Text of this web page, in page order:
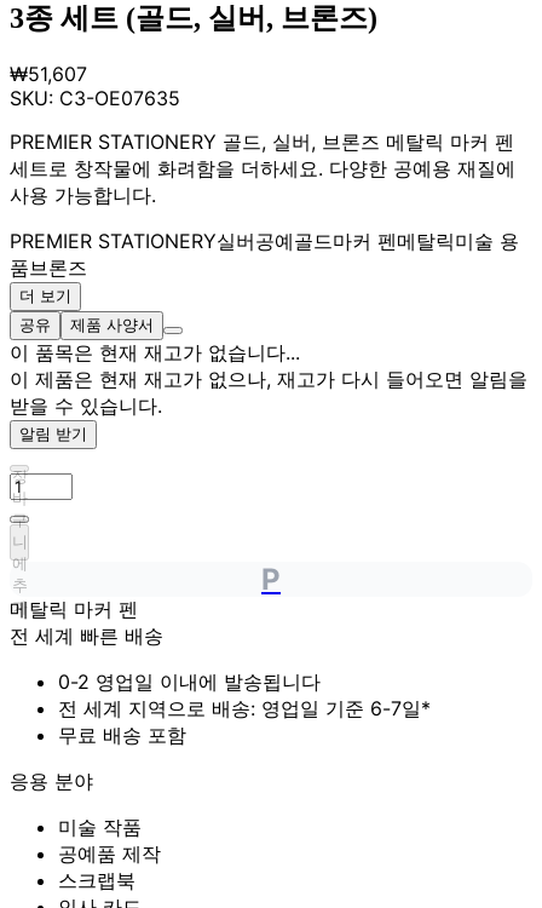
3종 세트 (골드, 실버, 브론즈)
₩51,607
SKU: C3-OE07635
PREMIER STATIONERY 골드, 실버, 브론즈 메탈릭 마커 펜
세트로 창작물에 화려함을 더하세요. 다양한 공예용 재질에
사용 가능합니다.
PREMIER STATIONERY실버공예골드마커 펜메탈릭미술 용
품 브론즈
더 보기
공유
제품 사양서
이 품목은 현재 재고가 없습니다...
이 제품은 현재 재고가 없으나, 재고가 다시 들어오면 알림을
받을 수 있습니다.
알림 받기
장
바
구
니
에
추
가
P
메탈릭 마커 펜
전 세계 빠른 배송
0-2 영업일 이내에 발송됩니다
전 세계 지역으로 배송: 영업일 기준 6-7일*
무료 배송 포함
응용 분야
미술 작품
공예품 제작
스크랩북